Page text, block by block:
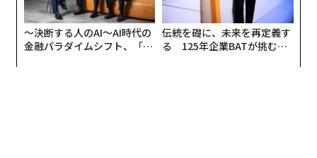
〜決断する人のAI〜AI時代の
金融パラダイムシフト、「超
伝統を礎に、未来を再定義す
る 125年企業BATが挑むス